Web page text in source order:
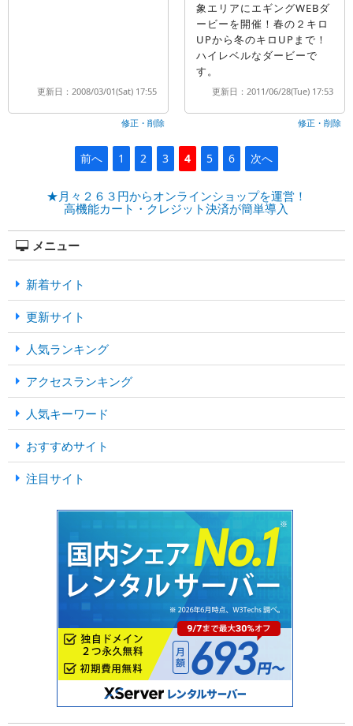
更新日：2008/03/01(Sat) 17:55
修正・削除
象エリアにエギングWEBダ
ービーを開催！春の２キロ
UPから冬のキロUPまで！
ハイレベルなダービーで
す。
更新日：2011/06/28(Tue) 17:53
修正・削除
前へ 1 2 3 4 5 6 次へ
★月々２６３円からオンラインショップを運営！
高機能カート・クレジット決済が簡単導入
メニュー
新着サイト
更新サイト
人気ランキング
アクセスランキング
人気キーワード
おすすめサイト
注目サイト